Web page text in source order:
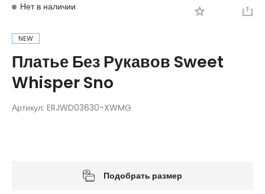
Нет в наличии
NEW
Платье Без Рукавов Sweet
Whisper Sno
Артикул: ERJWD03630-XWMG
Подобрать размер